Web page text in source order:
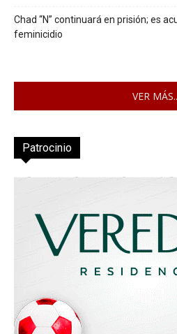
Chad “N” continuará en prisión; es
feminicidio
VER
Patrocinio